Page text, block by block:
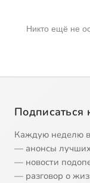
Никто ещё не
Подписаться
Каждую неделю
— анонсы
— новости
— разговор о